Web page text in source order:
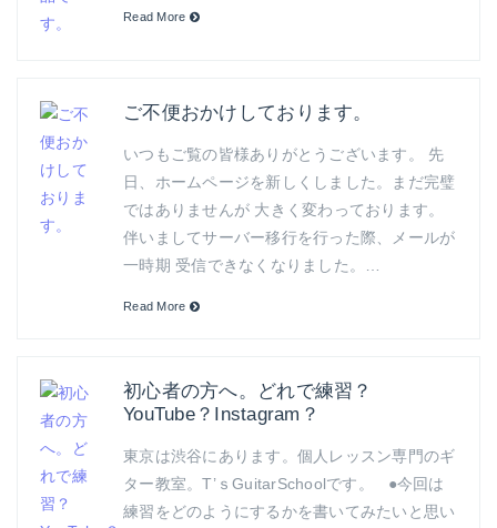
Read More
ご不便おかけしております。
いつもご覧の皆様ありがとうございます。 先
日、ホームページを新しくしました。まだ完璧
ではありませんが 大きく変わっております。
伴いましてサーバー移行を行った際、メールが
一時期 受信できなくなりました。…
Read More
初心者の方へ。どれで練習？
YouTube？Instagram？
東京は渋谷にあります。個人レッスン専門のギ
ター教室。T’ｓGuitarSchoolです。 ●今回は
練習をどのようにするかを書いてみたいと思い